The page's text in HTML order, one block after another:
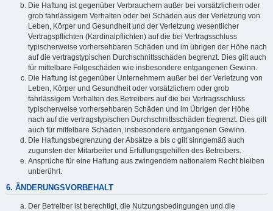
Die Haftung ist gegenüber Verbrauchern außer bei vorsätzlichem oder
grob fahrlässigem Verhalten oder bei Schäden aus der Verletzung von
Leben, Körper und Gesundheit und der Verletzung wesentlicher
Vertragspflichten (Kardinalpflichten) auf die bei Vertragsschluss
typischerweise vorhersehbaren Schäden und im übrigen der Höhe nach
auf die vertragstypischen Durchschnittsschäden begrenzt. Dies gilt auch
für mittelbare Folgeschäden wie insbesondere entgangenen Gewinn.
Die Haftung ist gegenüber Unternehmern außer bei der Verletzung von
Leben, Körper und Gesundheit oder vorsätzlichem oder grob
fahrlässigem Verhalten des Betreibers auf die bei Vertragsschluss
typischerweise vorhersehbaren Schäden und im Übrigen der Höhe
nach auf die vertragstypischen Durchschnittsschäden begrenzt. Dies gilt
auch für mittelbare Schäden, insbesondere entgangenen Gewinn.
Die Haftungsbegrenzung der Absätze a bis c gilt sinngemäß auch
zugunsten der Mitarbeiter und Erfüllungsgehilfen des Betreibers.
Ansprüche für eine Haftung aus zwingendem nationalem Recht bleiben
unberührt.
6. ÄNDERUNGSVORBEHALT
Der Betreiber ist berechtigt, die Nutzungsbedingungen und die